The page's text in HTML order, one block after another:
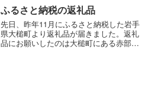
く。でも、いざ言葉にしようとすると、
何かがすり抜けていく。言...
ふるさと納税の返礼品
先日、昨年11月にふるさと納税した岩手
県大槌町より返礼品が届きました。返礼
品にお願いしたのは大槌町にある赤部酒